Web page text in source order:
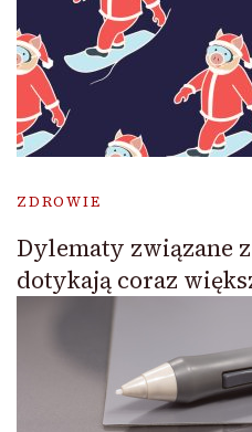
ZDROWIE
Dylematy związane
dotykają coraz